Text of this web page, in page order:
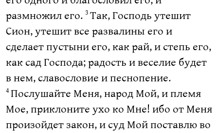
размножил его. 3 Так, Господь утешит
Сион, утешит все развалины его и
сделает пустыни его, как рай, и степь его,
как сад Господа; радость и веселие будет
в нем, славословие и песнопение.
4 Послушайте Меня, народ Мой, и племя
Мое, приклоните ухо ко Мне! ибо от Меня
произойдет закон, и суд Мой поставлю во